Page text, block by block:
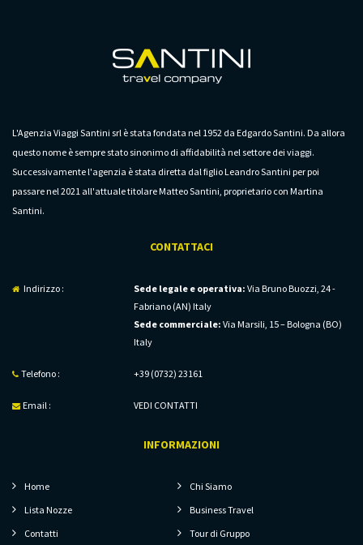
L'Agenzia Viaggi Santini srl è stata fondata nel 1952 da Edgardo Santini. Da allora
questo nome è sempre stato sinonimo di affidabilità nel settore dei viaggi.
Successivamente l'agenzia è stata diretta dal figlio Leandro Santini per poi
passare nel 2021 all'attuale titolare Matteo Santini, proprietario con Martina
Santini.
CONTATTACI
Indirizzo : Sede legale e operativa: Via Bruno Buozzi, 24 -
Fabriano (AN) Italy
Sede commerciale: Via Marsili, 15 – Bologna (BO)
Italy
Telefono : +39 (0732) 23161
Email : VEDI CONTATTI
INFORMAZIONI
Home
Chi Siamo
Lista Nozze
Business Travel
Contatti
Tour di Gruppo